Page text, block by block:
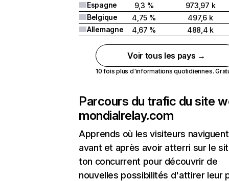
Espagne
9,3 %
973,97 k
Belgique
4,75 %
497,6 k
Allemagne
4,67 % 488,4 k
Voir tous les pays →
10 fois plus d'informations quotidiennes.
Parcours du trafic du site
mondialrelay.com
Apprends où les visiteurs naviguent
avant et après avoir atterri sur le
ton concurrent pour découvrir de
nouvelles possibilités d'attirer leur